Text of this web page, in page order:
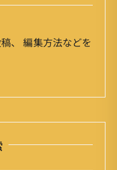
、 編集方法などを